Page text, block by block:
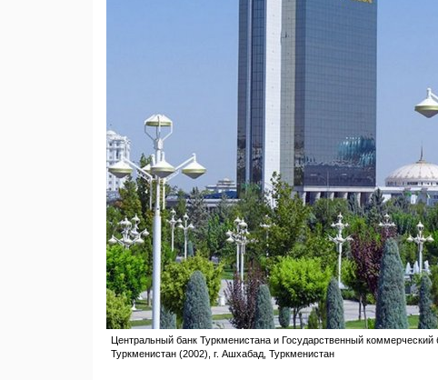
Центральный банк Туркменистана и Государственный
Туркменистан (2002), г. Ашхабад, Туркменистан